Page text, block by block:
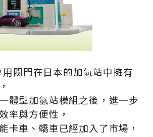
閥門在日本的加氫站中擁有
體型加氫站模組之後，進一步
率與方便性，
卡車、轎車已經加入了市場，